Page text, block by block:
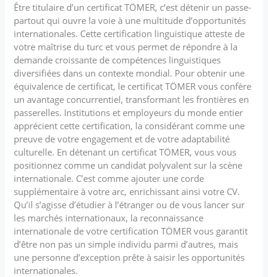
Être titulaire d’un certificat TÖMER, c’est détenir un passe-
partout qui ouvre la voie à une multitude d’opportunités
internationales. Cette certification linguistique atteste de
votre maîtrise du turc et vous permet de répondre à la
demande croissante de compétences linguistiques
diversifiées dans un contexte mondial. Pour obtenir une
équivalence de certificat, le certificat TÖMER vous confère
un avantage concurrentiel, transformant les frontières en
passerelles. Institutions et employeurs du monde entier
apprécient cette certification, la considérant comme une
preuve de votre engagement et de votre adaptabilité
culturelle. En détenant un certificat TÖMER, vous vous
positionnez comme un candidat polyvalent sur la scène
internationale. C’est comme ajouter une corde
supplémentaire à votre arc, enrichissant ainsi votre CV.
Qu’il s’agisse d’étudier à l’étranger ou de vous lancer sur
les marchés internationaux, la reconnaissance
internationale de votre certification TÖMER vous garantit
d’être non pas un simple individu parmi d’autres, mais
une personne d’exception prête à saisir les opportunités
internationales.